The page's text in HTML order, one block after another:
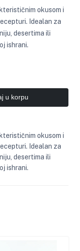
okusom i
Idealan za
desertima ili
ishrani.
u korpu
okusom i
Idealan za
desertima ili
ishrani.